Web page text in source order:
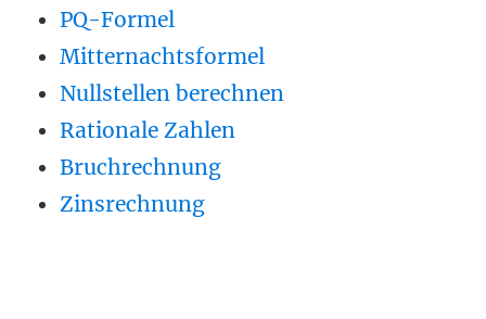
PQ-Formel
Mitternachtsformel
Nullstellen berechnen
Rationale Zahlen
Bruchrechnung
Zinsrechnung